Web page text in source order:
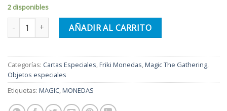
2 disponibles
JACE The Mind Sculptor. Moneda de Plata. Sellado. Edición
AÑADIR AL CARRITO
Categorías: Cartas Especiales Friki Monedas Magic The Gathering
Objetos especiales
Etiquetas: MAGIC MONEDAS